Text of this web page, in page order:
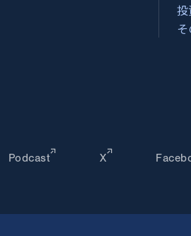
Podcast X